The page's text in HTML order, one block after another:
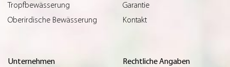
Tropfbewässerung
Oberirdische Bewässerung
Garantie
Kontakt
Unternehmen
Rechtliche Angaben